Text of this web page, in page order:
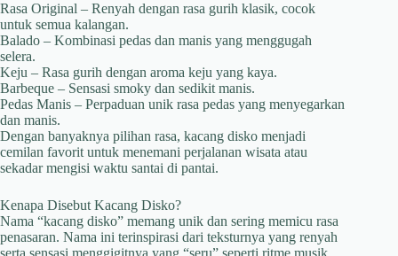
Rasa Original – Renyah dengan rasa gurih klasik, cocok
untuk semua kalangan.
Balado – Kombinasi pedas dan manis yang menggugah
selera.
Keju – Rasa gurih dengan aroma keju yang kaya.
Barbeque – Sensasi smoky dan sedikit manis.
Pedas Manis – Perpaduan unik rasa pedas yang menyegarkan
dan manis.
Dengan banyaknya pilihan rasa, kacang disko menjadi
cemilan favorit untuk menemani perjalanan wisata atau
sekadar mengisi waktu santai di pantai.
Kenapa Disebut Kacang Disko?
Nama “kacang disko” memang unik dan sering memicu rasa
penasaran. Nama ini terinspirasi dari teksturnya yang renyah